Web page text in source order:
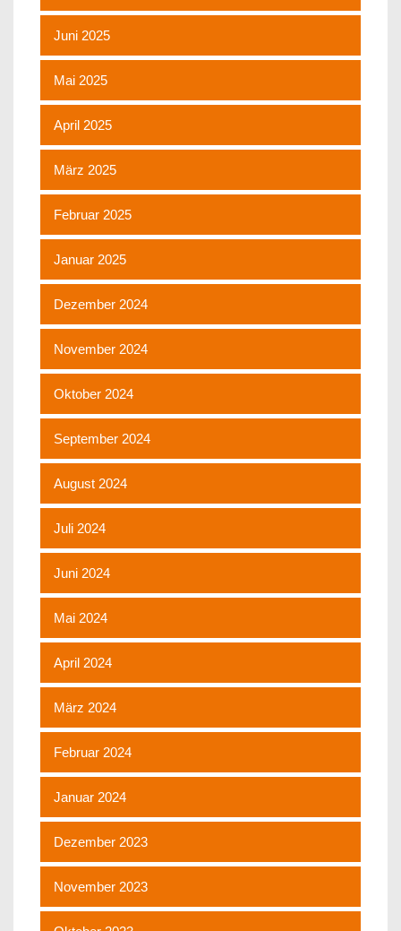
Juni 2025
Mai 2025
April 2025
März 2025
Februar 2025
Januar 2025
Dezember 2024
November 2024
Oktober 2024
September 2024
August 2024
Juli 2024
Juni 2024
Mai 2024
April 2024
März 2024
Februar 2024
Januar 2024
Dezember 2023
November 2023